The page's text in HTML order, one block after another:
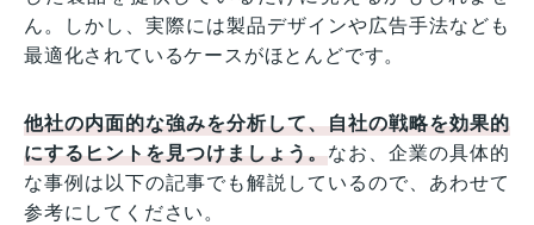
ん。しかし、実際には製品デザインや広告手法なども
最適化されているケースがほとんどです。
他社の内面的な強みを分析して、自社の戦略を効果的
にするヒントを見つけましょう。なお、企業の具体的
な事例は以下の記事でも解説しているので、あわせて
参考にしてください。